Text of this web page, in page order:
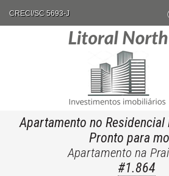
CRECI/SC 5693-J
Apartamento no Residencial
Pronto para
Apartamento na
#1.864